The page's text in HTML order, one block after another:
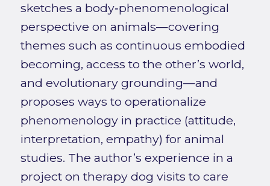
sketches a body‑phenomenological
perspective on animals—covering
themes such as continuous embodied
becoming, access to the other’s world,
and evolutionary grounding—and
proposes ways to operationalize
phenomenology in practice (attitude,
interpretation, empathy) for animal
studies. The author’s experience in a
project on therapy dog visits to care